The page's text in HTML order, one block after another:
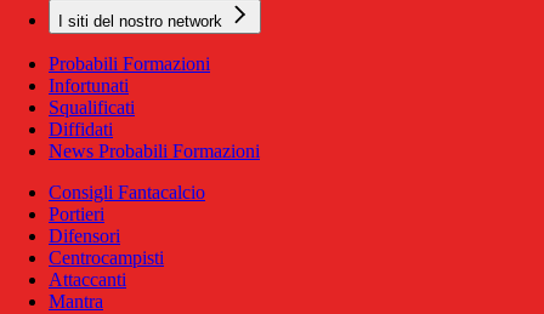
I siti del nostro network
Probabili Formazioni
Infortunati
Squalificati
Diffidati
News Probabili Formazioni
Consigli Fantacalcio
Portieri
Difensori
Centrocampisti
Attaccanti
Mantra